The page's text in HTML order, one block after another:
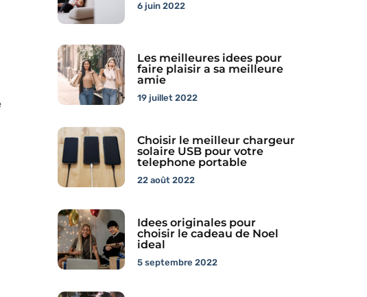
6 juin 2022
Les meilleures idees pour
faire plaisir a sa meilleure
amie
19 juillet 2022
Choisir le meilleur chargeur
solaire USB pour votre
telephone portable
22 août 2022
Idees originales pour
choisir le cadeau de Noel
ideal
5 septembre 2022